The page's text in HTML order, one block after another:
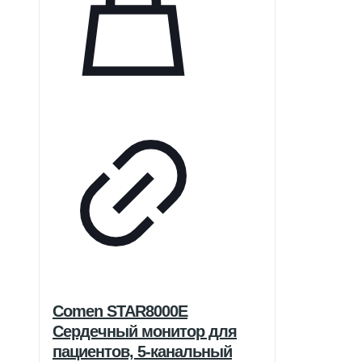
Comen STAR8000E
Сердечный монитор для
пациентов, 5-канальный